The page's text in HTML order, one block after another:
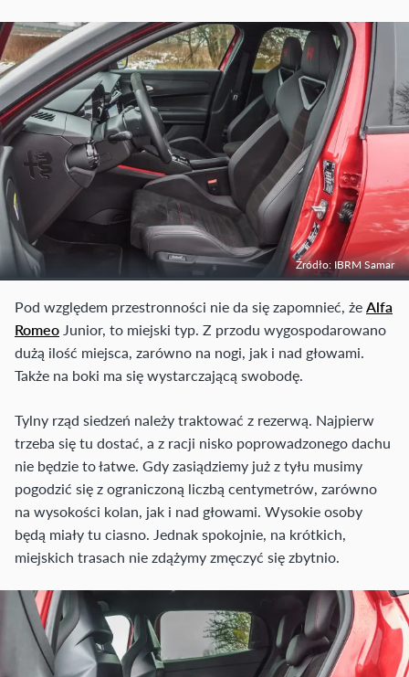
Źródło: IBRM Samar
Pod względem przestronności nie da się zapomnieć, żeAlfa
RomeoJunior, to miejski typ. Z przodu wygospodarowano
dużą ilość miejsca, zarówno na nogi, jak i nad głowami.
Także na boki ma się wystarczającą swobodę.
Tylny rząd siedzeń należy traktować z rezerwą. Najpierw
trzeba się tu dostać, a z racji nisko poprowadzonego dachu
nie będzie to łatwe. Gdy zasiądziemy już z tyłu musimy
pogodzić się z ograniczoną liczbą centymetrów, zarówno
na wysokości kolan, jak i nad głowami. Wysokie osoby
będą miały tu ciasno. Jednak spokojnie, na krótkich,
miejskich trasach nie zdążymy zmęczyć się zbytnio.